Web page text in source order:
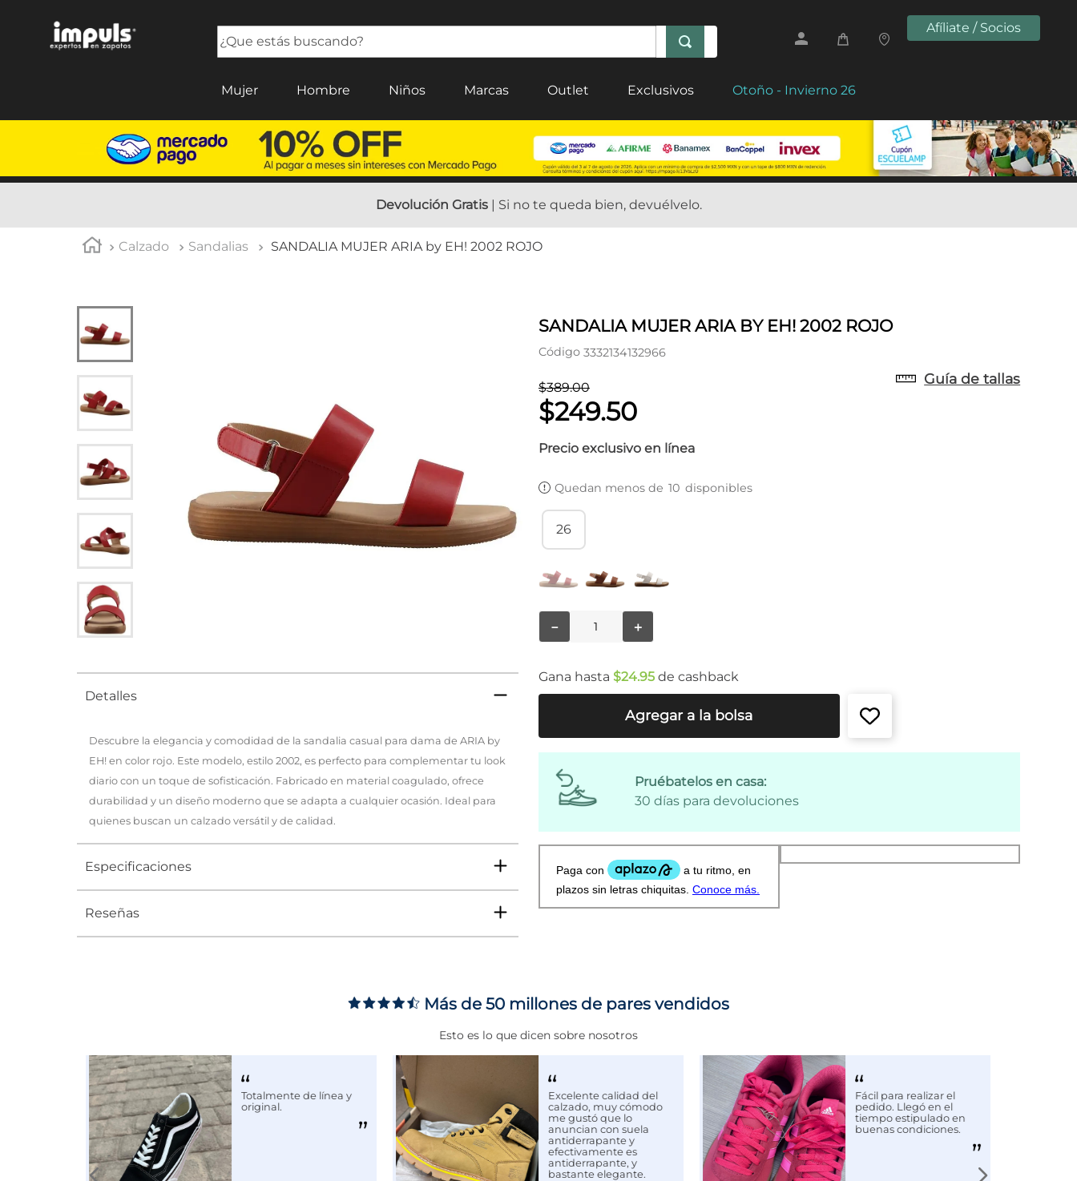
Afíliate / Socios
Mujer Hombre Niños Marcas Outlet Exclusivos Otoño - Invierno 26
Devolución Gratis| Si no te queda bien, devuélvelo.
Calzado Sandalias SANDALIA MUJER ARIA by EH! 2002 ROJO
Detalles
Descubre la elegancia y comodidad de la sandalia casual para dama de ARIA by
EH! en color rojo. Este modelo, estilo 2002, es perfecto para complementar tu look
diario con un toque de sofisticación. Fabricado en material coagulado, ofrece
durabilidad y un diseño moderno que se adapta a cualquier ocasión. Ideal para
quienes buscan un calzado versátil y de calidad.
Especificaciones
Tipo
DE 0 A 4 cms
Color
Reseñas
SANDALIA MUJER ARIA BY EH! 2002 ROJO
Código 3332134132966
$389.00
$249.50
Precio exclusivo en línea
Guía de tallas
Quedan menos de 10 disponibles
26
＋
－
Gana hasta $24.95 de cashback
Agregar a la bolsa
Pruébatelos en casa:
30 días para devoluciones
Más de 50 millones de pares vendidos
Esto es lo que dicen sobre nosotros
Totalmente de línea y
original.
Excelente calidad del
calzado, muy cómodo
me gustó que lo
anuncian con suela
antiderrapante y
efectivamente es
antiderrapante, y
bastante elegante.
Fácil para realizar el
pedido. Llegó en el
tiempo estipulado en
buenas condiciones.
tenis mujer
tenis hombre